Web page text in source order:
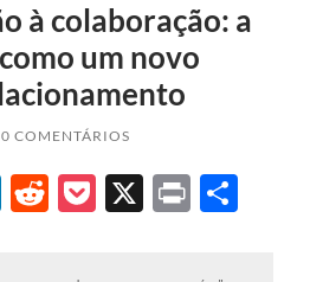
à colaboração: a
um novo
0 COMENTÁRIOS
LinkedIn
Reddit
Pocket
X Print